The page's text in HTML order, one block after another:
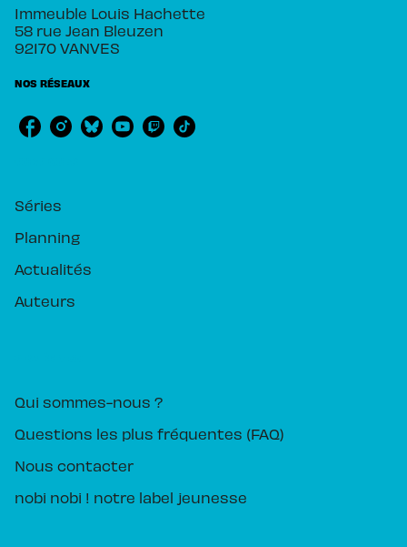
Immeuble Louis Hachette
58 rue Jean Bleuzen
92170 VANVES
NOS RÉSEAUX
Séries
Planning
Actualités
Auteurs
Qui sommes-nous ?
Questions les plus fréquentes (FAQ)
Nous contacter
nobi nobi ! notre label jeunesse